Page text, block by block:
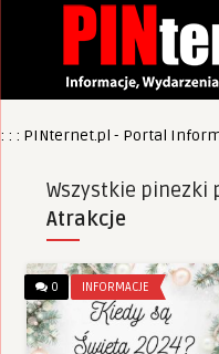
: : : PINternet.pl - Portal
Wszystkie pinezki
Atrakcje
0 INFORMACJE